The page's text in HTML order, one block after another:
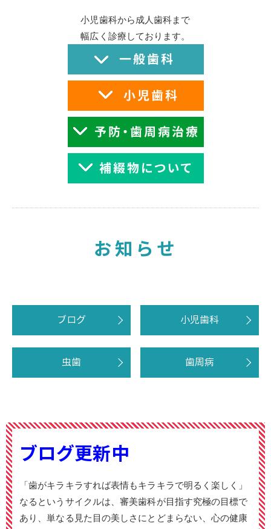
小児歯科から成人歯科まで
幅広く診療しております。
お知らせ
ブログ 小児歯科
虫歯 歯周病
ブログ更新中
「歯がキラキラすれば表情もキラキラで明るく楽しく」
なるというサイクルは、審美歯科が目指す究極の目標で
あり、単なる見た目の美しさにとどまらない、心の健康